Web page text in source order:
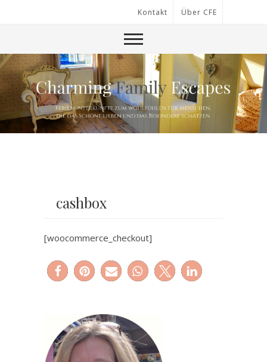
Kontakt Über CFE
cashbox
[woocommerce_checkout]